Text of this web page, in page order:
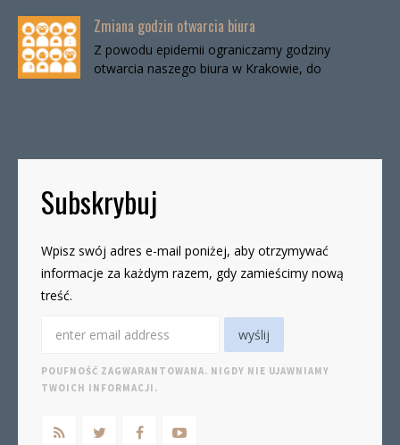
Zmiana godzin otwarcia biura
Z powodu epidemii ograniczamy godziny
otwarcia naszego biura w Krakowie, do
Subskrybuj
Wpisz swój adres e-mail poniżej, aby otrzymywać
informacje za każdym razem, gdy zamieścimy nową
treść.
POUFNOŚĆ ZAGWARANTOWANA. NIGDY NIE UJAWNIAMY
TWOICH INFORMACJI.